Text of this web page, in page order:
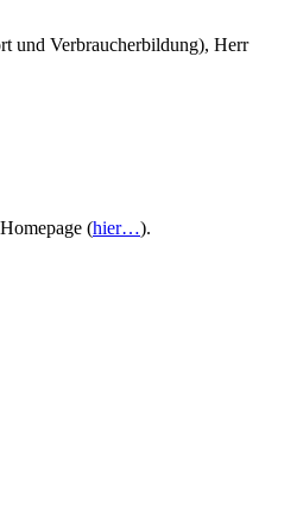
und Verbraucherbildung), Herr
(hier…).